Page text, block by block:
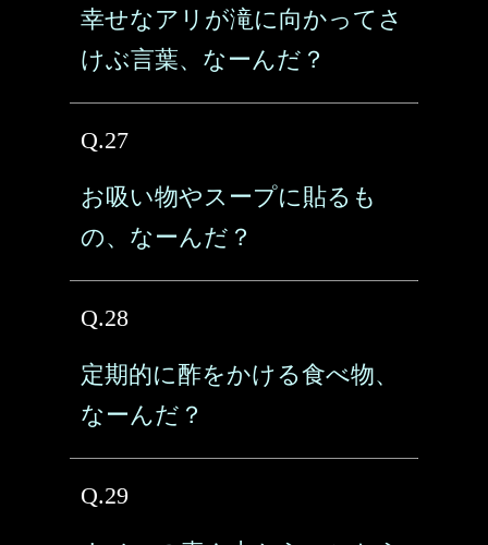
幸せなアリが滝に向かってさ
けぶ言葉、なーんだ？
Q.27
お吸い物やスープに貼るも
の、なーんだ？
Q.28
定期的に酢をかける食べ物、
なーんだ？
Q.29